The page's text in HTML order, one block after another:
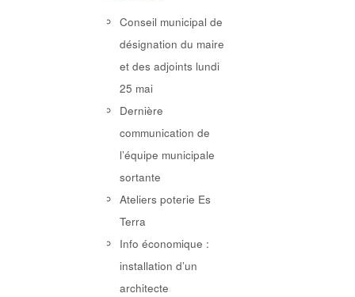
Conseil municipal de
désignation du maire
et des adjoints lundi
25 mai
Dernière
communication de
l’équipe municipale
sortante
Ateliers poterie Es
Terra
Info économique :
installation d’un
architecte